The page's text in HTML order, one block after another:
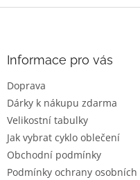
Informace pro vás
Doprava
Dárky k nákupu zdarma
Velikostní tabulky
Jak vybrat cyklo oblečení
Obchodní podmínky
Podmínky ochrany